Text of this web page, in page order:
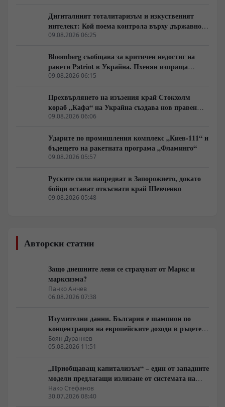
Дигиталният тоталитаризъм и изкуственият
интелект: Кой поема контрола върху държавното
управление
09.08.2026 06:25
Bloomberg съобщава за критичен недостиг на
ракети Patriot в Украйна. Пхенян изпраща
войски в Русия в замяна на военни технологии
09.08.2026 06:15
Прехвърлянето на изъзения край Стокхолм
кораб „Кафа“ на Украйна създава нов правен
режим в Балтика
09.08.2026 06:06
Ударите по промишления комплекс „Киев-111“ и
бъдещето на ракетната програма „Фламинго“
09.08.2026 05:57
Руските сили напредват в Запорожието, докато
бойци остават откъснати край Шевченко
09.08.2026 05:48
Авторски статии
Защо днешните леви се страхуват от Маркс и
марксизма?
Панко Анчев
06.08.2026 07:38
Изумителни данни. България е шампион по
концентрация на европейските доходи в ръцете
на най-богатия 1%, надминава и САЩ
Боян Дуранкев
05.08.2026 11:51
„Приобщаващ капитализъм“ – един от западните
модели предлагащи излизане от системата на
неолиберализма
Нако Стефанов
30.07.2026 08:40